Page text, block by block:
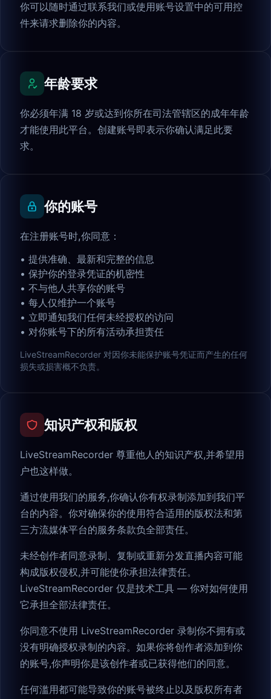
你可以随时通过联系我们或使用账号设置中的可用控
件来请求删除你的内容。
年龄要求
你必须年满 18 岁或达到你所在司法管辖区的成年年龄
才能使用此平台。创建账号即表示你确认满足此要
求。
你的账号
在注册账号时,你同意：
• 提供准确、最新和完整的信息
• 保护你的登录凭证的机密性
• 不与他人共享你的账号
• 每人仅维护一个账号
• 立即通知我们任何未经授权的访问
• 对你账号下的所有活动承担责任
LiveStreamRecorder 对因你未能保护账号凭证而产生的任何
损失或损害概不负责。
知识产权和版权
LiveStreamRecorder 尊重他人的知识产权,并希望用
户也这样做。
通过使用我们的服务,你确认你有权录制添加到我们平
台的内容。你对确保你的使用符合适用的版权法和第
三方流媒体平台的服务条款负全部责任。
未经创作者同意录制、复制或重新分发直播内容可能
构成版权侵权,并可能使你承担法律责任。
LiveStreamRecorder 仅是技术工具 — 你对如何使用
它承担全部法律责任。
你同意不使用 LiveStreamRecorder 录制你不拥有或
没有明确授权录制的内容。如果你将创作者添加到你
的账号,你声明你是该创作者或已获得他们的同意。
任何滥用都可能导致你的账号被终止以及版权所有者